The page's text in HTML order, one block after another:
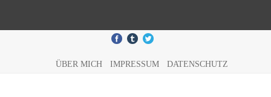
ÜBER MICH IMPRESSUM DATENSCHUTZ